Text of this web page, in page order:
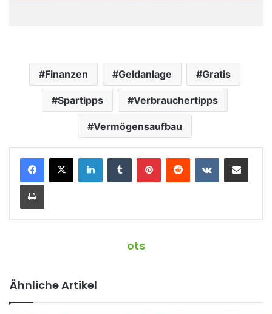
Finanzen Geldanlage Gratis
Spartipps Verbrauchertipps
Vermögensaufbau
ots
Ähnliche Artikel